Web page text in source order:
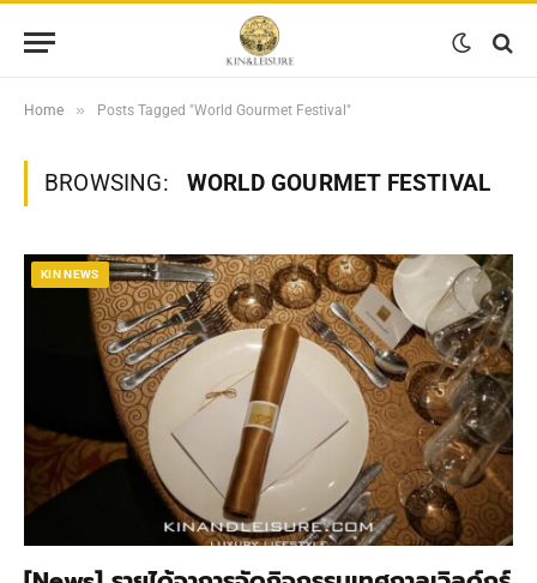
Home » Posts Tagged "World Gourmet Festival"
BROWSING: WORLD GOURMET FESTIVAL
KIN NEWS